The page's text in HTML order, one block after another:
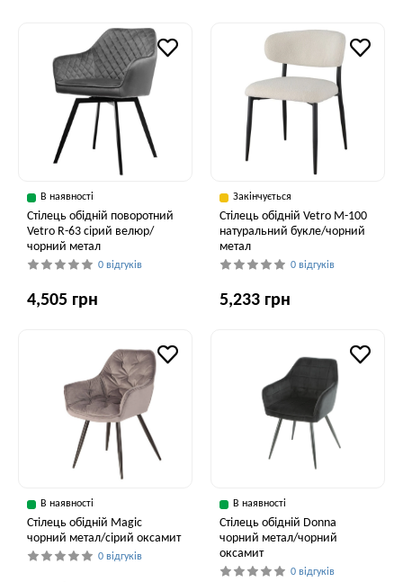
В наявності
Стілець обідній поворотний
Vetro R-63 сірий велюр/
чорний метал
0 відгуків
4,505 грн
Закінчується
Стілець обідній Vetro M-100
натуральний букле/чорний
метал
0 відгуків
5,233 грн
В наявності
Стілець обідній Magic
чорний метал/сірий оксамит
0 відгуків
В наявності
Стілець обідній Donna
чорний метал/чорний
оксамит
0 відгуків